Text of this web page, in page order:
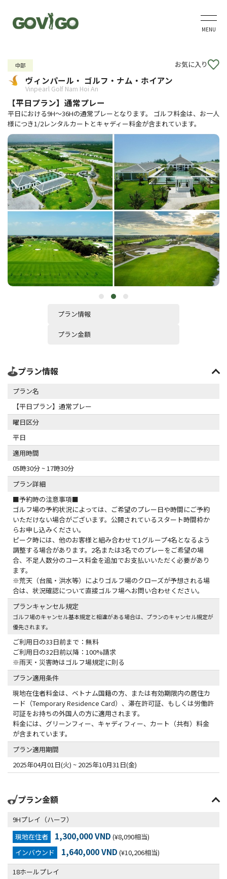
MENU
中部 お気に入り
ヴィンパール・ ゴルフ・ナム・ホイアン
Vinpearl Golf Nam Hoi An
【平日プラン】通常プレー
平日における9H～36Hの通常プレーとなります。 ゴルフ料金は、お一人
様につき1/2レンタルカートとキャディー料金が含まれています。
プラン情報
プラン金額
プラン情報
プラン名
【平日プラン】通常プレー
曜日区分
平日
適用時間
05時30分 ~ 17時30分
プラン詳細
■予約時の注意事項■
ゴルフ場の予約状況によっては、ご希望のプレー日や時間にご予約
いただけない場合がございます。公開されているスタート時間枠か
らお申し込みください。
ピーク時には、他のお客様と組み合わせて1グループ4名となるよう
調整する場合があります。2名または3名でのプレーをご希望の場
合、不足人数分のコース料金を追加でお支払いいただく必要があり
ます。
※荒天（台風・洪水等）によりゴルフ場のクローズが予想される場
合は、状況確認について直接ゴルフ場へお問い合わせください。
プランキャンセル規定
ゴルフ場のキャンセル基本規定と相違がある場合は、プランのキャンセル規定が
優先されます。
ご利用日の33日前まで：無料
ご利用日の32日前以降：100%請求
※雨天・災害時はゴルフ場規定に則る
プラン適用条件
現地在住者料金は、ベトナム国籍の方、または有効期限内の居住カ
ード（Temporary Residence Card）、滞在許可証、もしくは労働許
可証をお持ちの外国人の方に適用されます。
料金には、グリーンフィー、キャディフィー、カート（共有）料金
が含まれています。
プラン適用期間
2025年04月01日(火) ~ 2025年10月31日(金)
プラン金額
9Hプレイ（ハーフ）
現地在住者
1,300,000 VND (¥8,090相当)
インバウンド
1,640,000 VND (¥10,206相当)
18ホールプレイ